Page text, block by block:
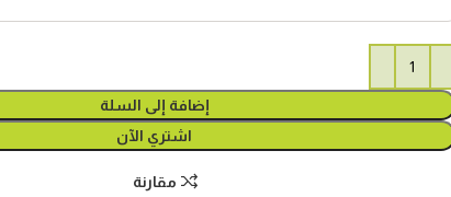
إضافة إلى السلة
اشتري الآن
مقارنة